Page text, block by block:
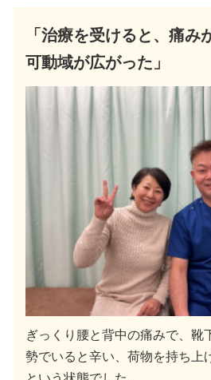
「治療を受けると、痛み
可動域が広がった」
ぎっくり腰と背中の痛みで、靴
勢でいると辛い、荷物を持ち上